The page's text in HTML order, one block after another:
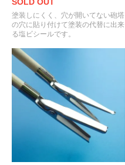
SOLD OUT
塗装しにくく、穴が開いてない砲塔
の穴に貼り付けて塗装の代替に出来
る塩ビシールです。